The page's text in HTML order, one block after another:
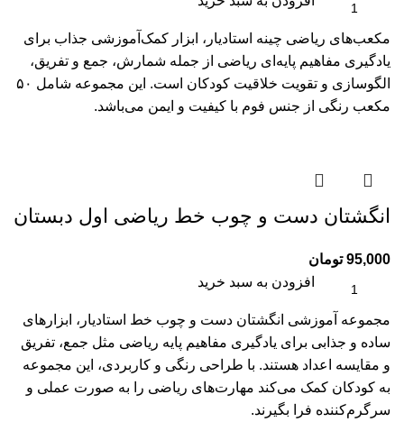
مکعب‌های ریاضی چینه استادیار، ابزار کمک‌آموزشی جذاب برای
یادگیری مفاهیم پایه‌ای ریاضی از جمله شمارش، جمع و تفریق،
الگو‌سازی و تقویت خلاقیت کودکان است. این مجموعه شامل ۵۰
مکعب رنگی از جنس فوم با کیفیت و ایمن می‌باشد.
انگشتان دست و چوب خط ریاضی اول دبستان
95,000 تومان
افزودن به سبد خرید
مجموعه آموزشی انگشتان دست و چوب خط استادیار، ابزارهای
ساده و جذابی برای یادگیری مفاهیم پایه ریاضی مثل جمع، تفریق
و مقایسه اعداد هستند. با طراحی رنگی و کاربردی، این مجموعه
به کودکان کمک می‌کند مهارت‌های ریاضی را به صورت عملی و
سرگرم‌کننده فرا بگیرند.